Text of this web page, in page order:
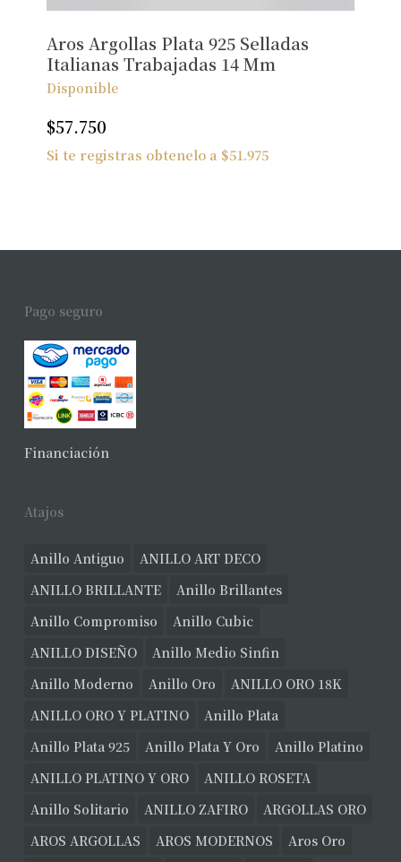
Aros Argollas Plata 925 Selladas
Italianas Trabajadas 14 Mm
Disponible
$57.750
Si te registras obtenelo a $51.975
Pago seguro
Financiación
Atajos
Anillo Antiguo
ANILLO ART DECO
ANILLO BRILLANTE
Anillo Brillantes
Anillo Compromiso
Anillo Cubic
ANILLO DISEÑO
Anillo Medio Sinfin
Anillo Moderno
Anillo Oro
ANILLO ORO 18K
ANILLO ORO Y PLATINO
Anillo Plata
Anillo Plata 925
Anillo Plata Y Oro
Anillo Platino
ANILLO PLATINO Y ORO
ANILLO ROSETA
Anillo Solitario
ANILLO ZAFIRO
ARGOLLAS ORO
AROS ARGOLLAS
AROS MODERNOS
Aros Oro